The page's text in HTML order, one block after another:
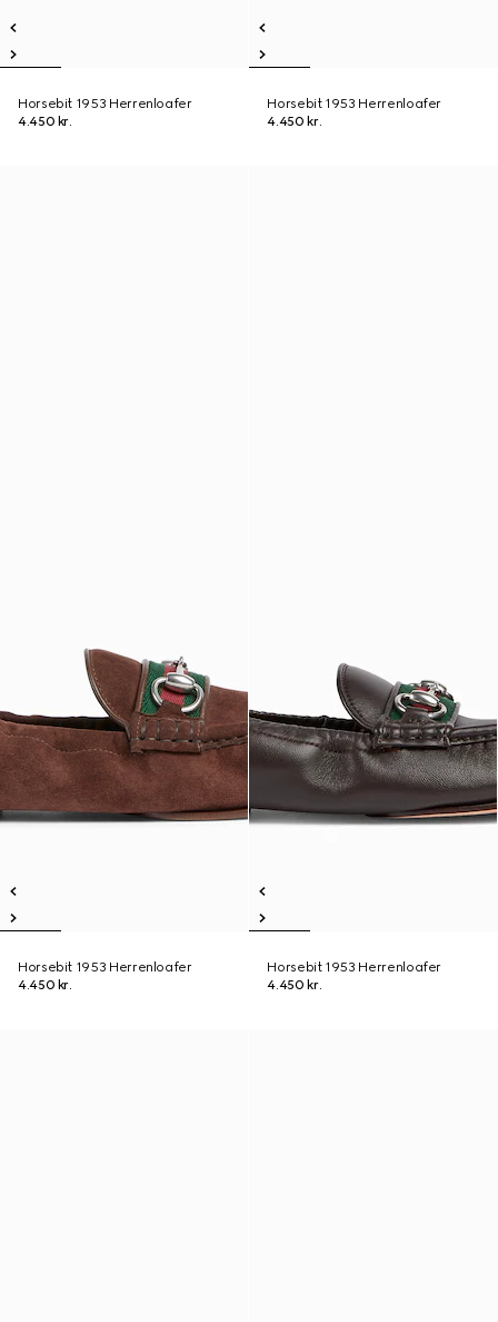
Horsebit 1953 Herrenloafer
4.450 kr.
Horsebit 1953 Herrenloafer
4.450 kr.
Horsebit 1953 Herrenloafer
4.450 kr.
Horsebit 1953 Herrenloafer
4.450 kr.